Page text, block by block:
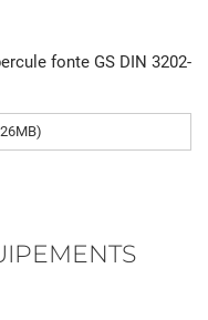
fonte GS DIN 3202-